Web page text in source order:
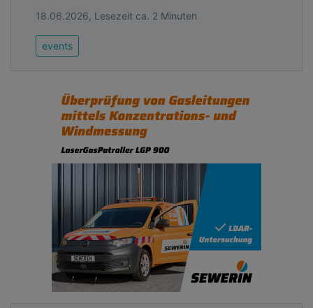
18.06.2026, Lesezeit ca. 2 Minuten
events